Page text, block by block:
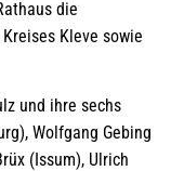
die
Kleve sowie
und ihre sechs
Wolfgang Gebing
(Issum), Ulrich